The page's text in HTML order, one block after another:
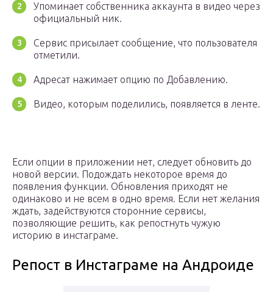
Упоминает собственника аккаунта в видео через
официальный ник.
Сервис присылает сообщение, что пользователя
отметили.
Адресат нажимает опцию по Добавлению.
Видео, которым поделились, появляется в ленте.
Если опции в приложении нет, следует обновить до
новой версии. Подождать некоторое время до
появления функции. Обновления приходят не
одинаково и не всем в одно время. Если нет желания
ждать, задействуются сторонние сервисы,
позволяющие решить, как репостнуть чужую
историю в инстаграме.
Репост в Инстаграме на Андроиде